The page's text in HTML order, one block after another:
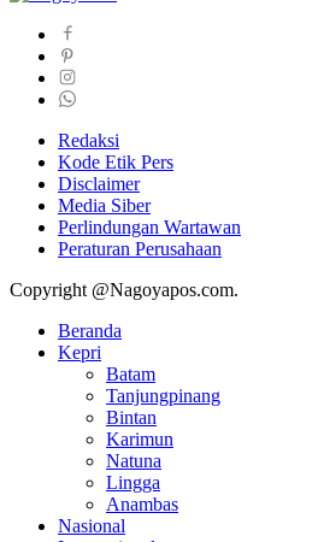
Redaksi
Kode Etik Pers
Disclaimer
Media Siber
Perlindungan Wartawan
Peraturan Perusahaan
Copyright @Nagoyapos.com.
Beranda
Kepri
Batam
Tanjungpinang
Bintan
Karimun
Natuna
Lingga
Anambas
Nasional